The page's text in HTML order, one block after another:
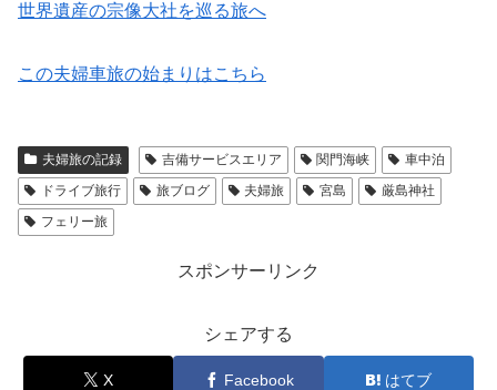
世界遺産の宗像大社を巡る旅へ
この夫婦車旅の始まりはこちら
夫婦旅の記録 吉備サービスエリア 関門海峡
車中泊
ドライブ旅行
旅ブログ 夫婦旅 宮島
厳島神社
フェリー旅
スポンサーリンク
シェアする
X Facebook はてブ